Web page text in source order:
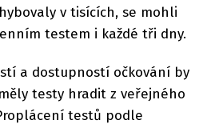
v tisících, se mohli
testem i každé tři dny.
a dostupností očkování by
testy hradit z veřejného
testů podle